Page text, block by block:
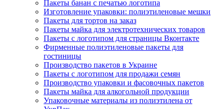
Пакеты банан с печатью логотипа
Изготовление упаковки: полиэтиленовые мешки
Пакеты для тортов на заказ
Пакеты майка для электротехнических товаров
Пакеты с логотипом для страницы Вконтакте
Фирменные полиэтиленовые пакеты для
гостиницы
Производство пакетов в Украине
Пакеты с логотипом для продажи семян
Производство упаковки и фасовочных пакетов
Пакеты майка для алкогольной продукции
Упаковочные материалы из полиэтилена от